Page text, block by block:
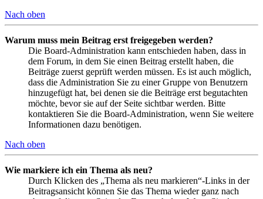
Nach oben
Warum muss mein Beitrag erst freigegeben werden?
Die Board-Administration kann entschieden haben, dass in
dem Forum, in dem Sie einen Beitrag erstellt haben, die
Beiträge zuerst geprüft werden müssen. Es ist auch möglich,
dass die Administration Sie zu einer Gruppe von Benutzern
hinzugefügt hat, bei denen sie die Beiträge erst begutachten
möchte, bevor sie auf der Seite sichtbar werden. Bitte
kontaktieren Sie die Board-Administration, wenn Sie weitere
Informationen dazu benötigen.
Nach oben
Wie markiere ich ein Thema als neu?
Durch Klicken des „Thema als neu markieren“-Links in der
Beitragsansicht können Sie das Thema wieder ganz nach